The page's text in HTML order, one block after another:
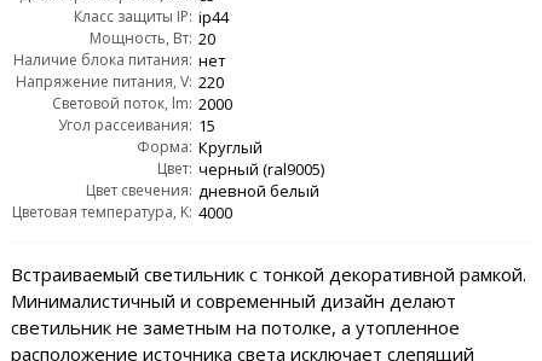
Класс защиты IP: ip44
Мощность, Вт: 20
Наличие блока питания: нет
Напряжение питания, V: 220
Световой поток, lm: 2000
Угол рассеивания: 15
Форма: Круглый
Цвет: черный (ral9005)
Цвет свечения: дневной белый
Цветовая температура, K: 4000
Встраиваемый светильник с тонкой декоративной рамкой.
Минималистичный и современный дизайн делают
светильник не заметным на потолке, а утопленное
расположение источника света исключает слепящий